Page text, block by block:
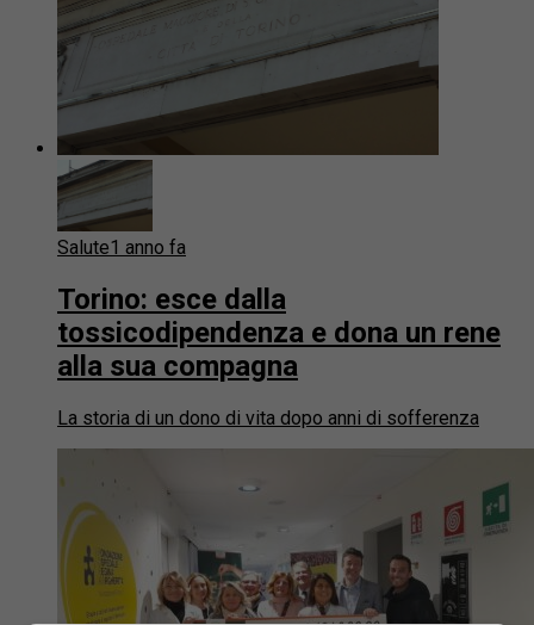
Salute1 anno fa
Torino: esce dalla
tossicodipendenza e dona un rene
alla sua compagna
La storia di un dono di vita dopo anni di sofferenza